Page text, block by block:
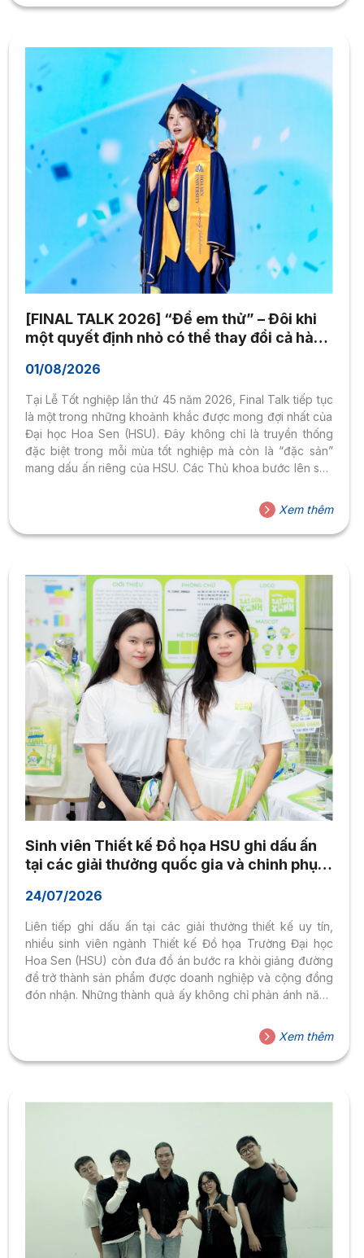
ngừng hoàn thiện bản thân. Đặc biệt,...
[FINAL TALK 2026] “Để em thử” – Đôi khi
một quyết định nhỏ có thể thay đổi cả hành
01/08/2026
Tại Lễ Tốt nghiệp lần thứ 45 năm 2026, Final Talk tiếp tục
là một trong những khoảnh khắc được mong đợi nhất của
Đại học Hoa Sen (HSU). Đây không chỉ là truyền thống
đặc biệt trong mỗi mùa tốt nghiệp mà còn là “đặc sản”
mang dấu ấn riêng của HSU. Các Thủ khoa bước lên sân
truyền cảm hứng cho hàng nghìn sinh viên, phụ huynh và
cả những thí sinh đang đứng trước ngưỡng cửa đại học.
Những lời chia sẻ ấy càng trở nên...
Xem thêm
Sinh viên Thiết kế Đồ họa HSU ghi dấu ấn
tại các giải thưởng quốc gia và chinh phục
24/07/2026
Liên tiếp ghi dấu ấn tại các giải thưởng thiết kế uy tín,
nhiều sinh viên ngành Thiết kế Đồ họa Trường Đại học
Hoa Sen (HSU) còn đưa đồ án bước ra khỏi giảng đường
để trở thành sản phẩm được doanh nghiệp và cộng đồng
đón nhận. Những thành quả ấy không chỉ phản ánh năng
hình đào tạo gắn với thực tiễn, nơi sinh viên được học
bằng dự án, sáng tạo cùng doanh nghiệp và từng bước
xây dựng năng lực nghề nghiệp ngay...
Xem thêm